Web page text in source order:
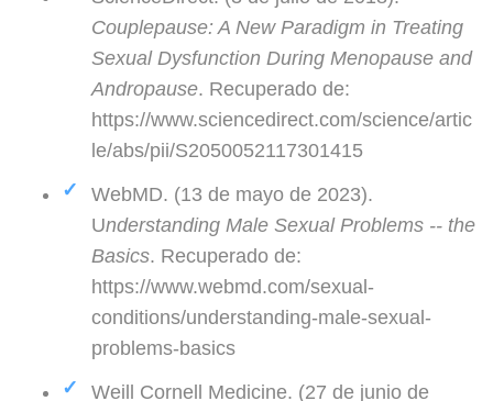
Couplepause: A New Paradigm in Treating
Sexual Dysfunction During Menopause and
Andropause. Recuperado de:
https://www.sciencedirect.com/science/artic
le/abs/pii/S2050052117301415
WebMD. (13 de mayo de 2023).
Understanding Male Sexual Problems -- the
Basics. Recuperado de:
https://www.webmd.com/sexual-
conditions/understanding-male-sexual-
problems-basics
Weill Cornell Medicine. (27 de junio de